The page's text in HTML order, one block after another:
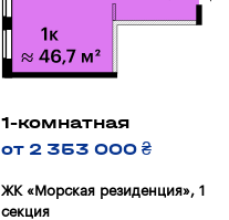
1-комнатная
от 2 353 000 ₴
ЖК «Морская резиденция», 1
секция